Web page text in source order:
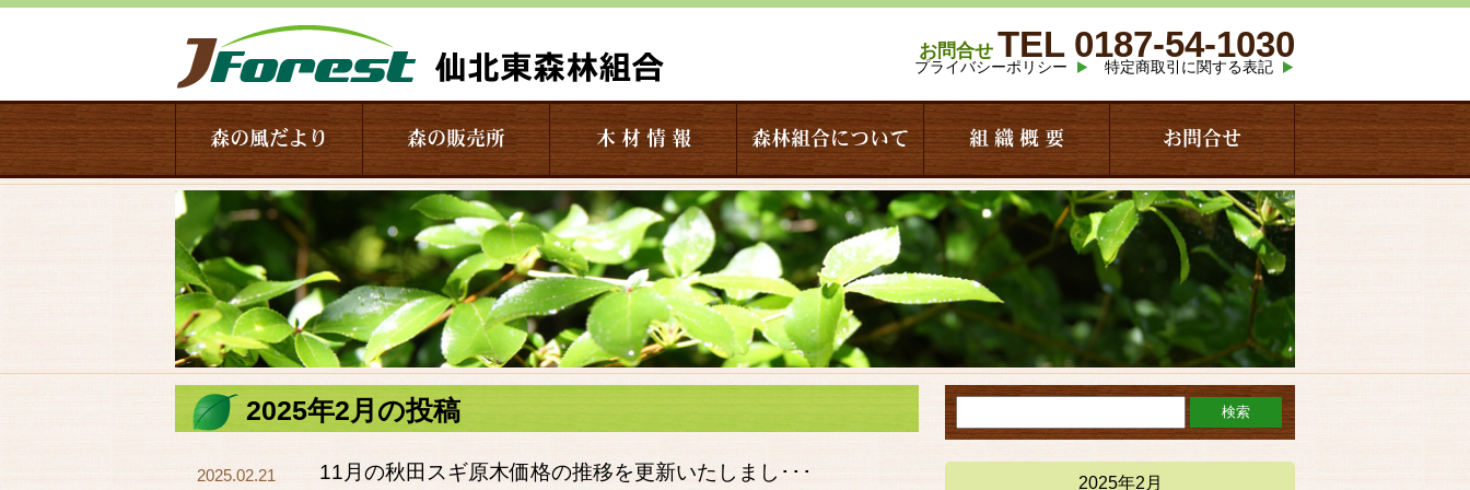
お問合せ TEL 0187-54-1030
プライバシーポリシー 特定商取引に関する表記
森の風だより 森の販売所 木 材 情 報 森林組合について 組 織 概 要 お問合せ
2025年2月の投稿
2025.02.21 11月の秋田スギ原木価格の推移を更新いたしまし･･･ 2025年2月